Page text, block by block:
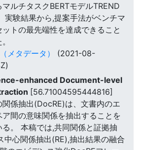
ルチタスクBERTモデルTREND
実験結果から,提案手法がベンチマ
トの最先端性を達成できること
メタデータ）
(2021-08-
enhanced Document-level
[56.71004595444816]
係抽出(DocRE)は、文書内のエ
ア間の意味関係を抽出することを
る。 本稿では,共同関係と証拠抽
中心関係抽出(RE),抽出結果の融合